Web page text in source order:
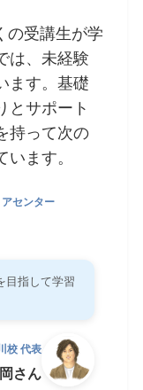
の受講生が学
は、未経験
ます。基礎
とサポート
持って次の
ます。
センター
目指して学習
校 代表
さん